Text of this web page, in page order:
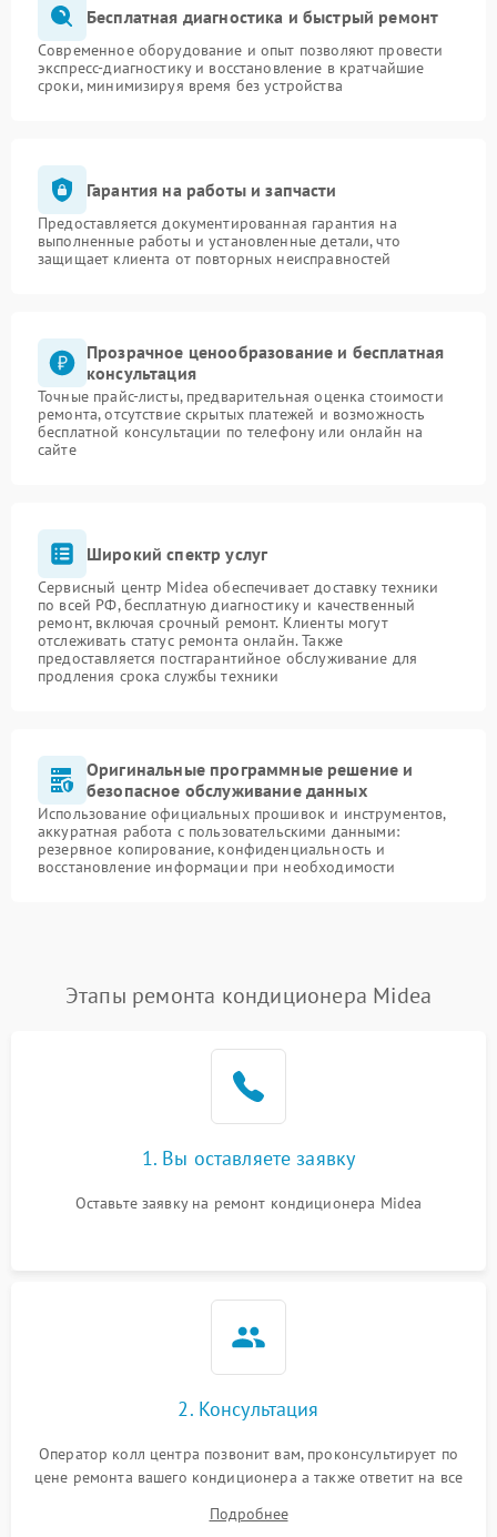
Бесплатная диагностика и быстрый ремонт
Современное оборудование и опыт позволяют провести
экспресс-диагностику и восстановление в кратчайшие
сроки, минимизируя время без устройства
Гарантия на работы и запчасти
Предоставляется документированная гарантия на
выполненные работы и установленные детали, что
защищает клиента от повторных неисправностей
Прозрачное ценообразование и бесплатная
консультация
Точные прайс-листы, предварительная оценка стоимости
ремонта, отсутствие скрытых платежей и возможность
бесплатной консультации по телефону или онлайн на
сайте
Широкий спектр услуг
Сервисный центр Midea обеспечивает доставку техники
по всей РФ, бесплатную диагностику и качественный
ремонт, включая срочный ремонт. Клиенты могут
отслеживать статус ремонта онлайн. Также
предоставляется постгарантийное обслуживание для
продления срока службы техники
Оригинальные программные решение и
безопасное обслуживание данных
Использование официальных прошивок и инструментов,
аккуратная работа с пользовательскими данными:
резервное копирование, конфиденциальность и
восстановление информации при необходимости
Этапы ремонта кондиционера Midea
1. Вы оставляете заявку
Оставьте заявку на ремонт кондиционера Midea
2. Консультация
Оператор колл центра позвонит вам, проконсультирует по
цене ремонта вашего кондиционера а также ответит на все
Подробнее